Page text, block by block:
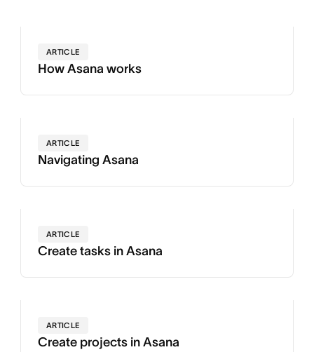
ARTICLE
How Asana works
ARTICLE
Navigating Asana
ARTICLE
Create tasks in Asana
ARTICLE
Create projects in Asana